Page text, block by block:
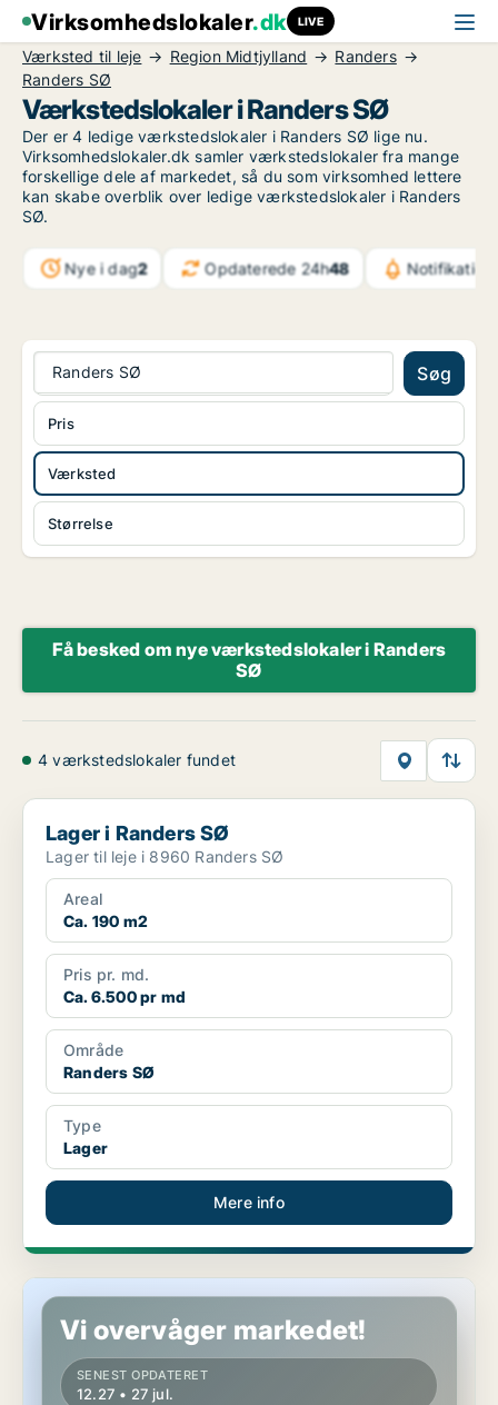
Virksomhedslokaler.dk LIVE
Værksted til leje Region Midtjylland
Randers
Randers SØ
Værkstedslokaler i Randers SØ
Der er 4 ledige værkstedslokaler i Randers SØ lige nu.
Virksomhedslokaler.dk samler værkstedslokaler fra mange
forskellige dele af markedet, så du som virksomhed lettere
kan skabe overblik over ledige værkstedslokaler i Randers
SØ.
Nye i dag2 Opdaterede 24h48
Randers SØ Søg
Værksted
Størrelse
Pris
Få besked om nye værkstedslokaler i Randers
SØ
4 værkstedslokaler fundet
Lager i Randers SØ
Lager i Randers SØ
Lager til leje i 8960 Randers SØ
Areal
Ca. 190 m2
Pris pr. md.
Ca. 6.500 pr md
Område
Randers SØ
Type
Lager
Mere info
Lager i Randers SØ
Vi overvåger markedet!
SENEST OPDATERET
12.27 • 27 jul.